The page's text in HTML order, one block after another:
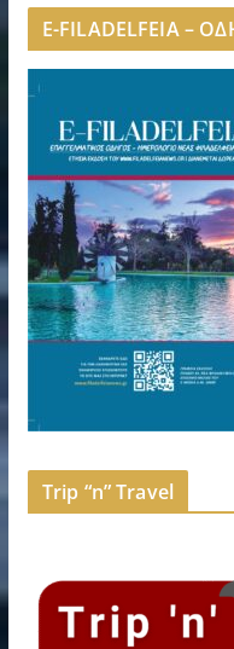
E-FILADELFEIA –
Trip “n” Travel